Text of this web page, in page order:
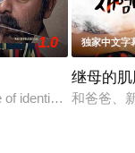
棺材里找到了一本
1.0
of identical twins
独家中文字
继母的
和爸爸、